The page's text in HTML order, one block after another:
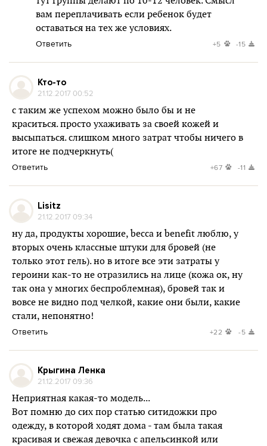
вам переплачивать если ребенок будет
оставаться на тех же условиях.
Ответить +5 -15
Кто-то
21.12.2017 00:52
с таким же успехом можно было бы и не
краситься. просто ухаживать за своей кожей и
высыпаться. слишком много затрат чтобы ничего в
итоге не подчеркнуть(
Ответить +67 -11
Lisitz
21.12.2017 09:34
ну да, продукты хорошие, becca и benefit люблю, у
вторых очень классные штуки для бровей (не
только этот гель). но в итоге все эти затраты у
героини как-то не отразились на лице (кожа ок, ну
так она у многих беспроблемная), бровей так и
вовсе не видно под челкой, какие они были, какие
стали, непонятно!
Ответить +22 -5
Крыгина Ленка
21.12.2017 09:36
Неприятная какая-то модель...
Вот помню до сих пор статью ситидожки про
одежду, в которой ходят дома - там была такая
красивая и свежая девочка с апельсинкой или